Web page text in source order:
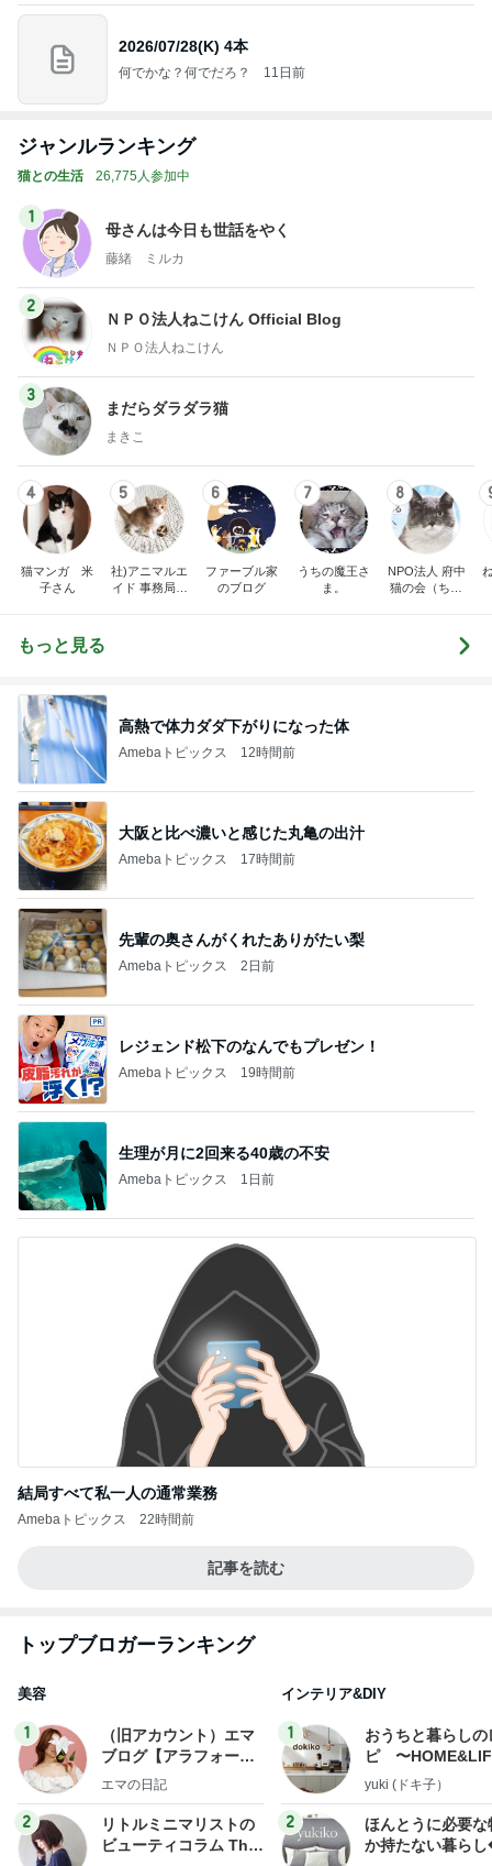
2026/07/28(K) 4本
何でかな？何でだろ？ 11日前
ジャンルランキング
猫との生活 26,775人参加中
1
母さんは今日も世話をやく
藤緒 ミルカ
2
ＮＰＯ法人ねこけん Official Blog
ＮＰＯ法人ねこけん
3
まだらダラダラ猫
まきこ
4
猫マンガ 米
子さん
5
社)アニマルエ
イド 事務局＆
6
ファーブル家
のブログ
7
うちの魔王さ
ま。
8
NPO法人 府中
猫の会（ちゅ
もっと見る
高熱で体力ダダ下がりになった体
Amebaトピックス 12時間前
大阪と比べ濃いと感じた丸亀の出汁
Amebaトピックス 17時間前
先輩の奥さんがくれたありがたい梨
Amebaトピックス 2日前
レジェンド松下のなんでもプレゼン！
Amebaトピックス 19時間前
生理が月に2回来る40歳の不安
Amebaトピックス 1日前
結局すべて私一人の通常業務
Amebaトピックス 22時間前
記事を読む
トップブロガーランキング
美容
1
（旧アカウント）エマ
ブログ【アラフォー会
社売却セカンドライ
エマの日記
2
リトルミニマリストの
ビューティコラム The
インテリア&DIY
1
おうちと暮らしの
ピ 〜
yuki (ドキ子）
2
ほんとうに必要な
か持たない暮ら